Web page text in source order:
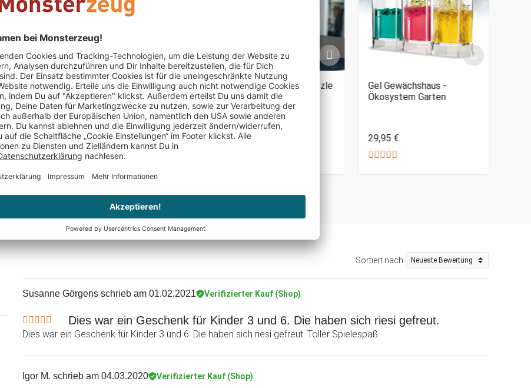
-
Punch Ballons - 5er Set
19,95 €
Das geniale Rätsel-Puzzle
27,95 €
Gel Gewächshaus -
Ökosystem Garten
29,95 €
Sortiert nach
Susanne Görgens schrieb am 01.02.2021 Verifizierter Kauf (Shop)
Dies war ein Geschenk für Kinder 3 und 6. Die haben sich riesi gefreut.
Dies war ein Geschenk für Kinder 3 und 6. Die haben sich riesi gefreut. Toller Spielespaß.
Igor M. schrieb am 04.03.2020 Verifizierter Kauf (Shop)